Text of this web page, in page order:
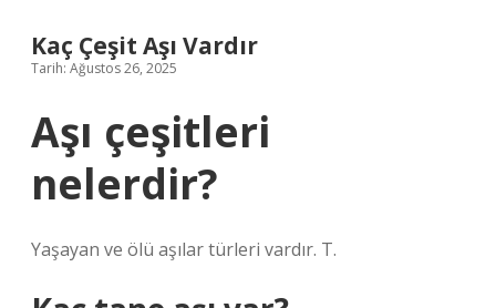
Kaç Çeşit Aşı Vardır
Tarih: Ağustos 26, 2025
Aşı çeşitleri
nelerdir?
Yaşayan ve ölü aşılar türleri vardır. T.